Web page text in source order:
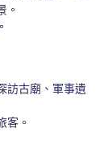
。
訪古廟、軍事遺
客。